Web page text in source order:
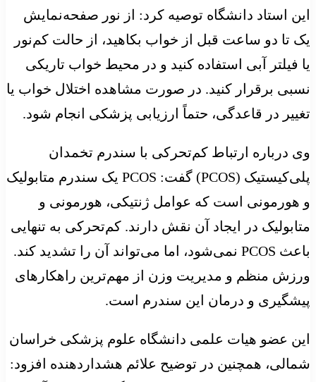
این استاد دانشگاه توصیه کرد: از نور صفحه‌نمایش
یک تا دو ساعت قبل از خواب بکاهید، از حالت کم‌نور
یا فیلتر آبی استفاده کنید و در محیط خواب تاریکی
نسبی برقرار کنید. در صورت مشاهده اختلال خواب یا
تغییر در قاعدگی، حتماً ارزیابی پزشکی انجام شود.
وی درباره ارتباط کم‌تحرکی با سندرم تخمدان
پلی‌کیستیک (PCOS) گفت: PCOS یک سندرم متابولیک
و هورمونی است که عوامل ژنتیکی، هورمونی و
متابولیک در ایجاد آن نقش دارند. کم‌تحرکی به تنهایی
باعث PCOS نمی‌شود، اما می‌تواند آن را تشدید کند.
ورزش منظم و مدیریت وزن از مهم‌ترین راهکارهای
پیشگیری و درمان این سندرم است.
این عضو هیات علمی دانشگاه علوم پزشکی خراسان
شمالی، همچنین در توضیح علائم هشداردهنده افزود: